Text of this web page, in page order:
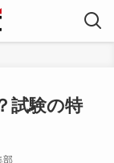
試験の特
部